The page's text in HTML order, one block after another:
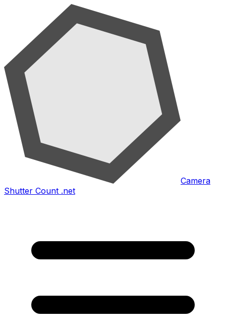
Camera
Shutter Count .net